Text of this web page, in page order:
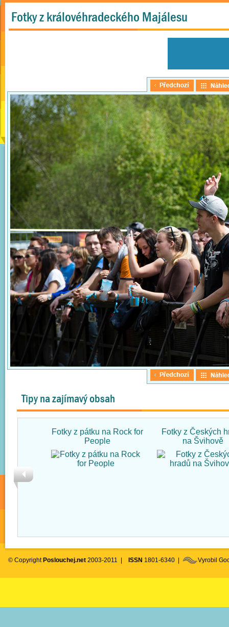
Fotky z královéhradeckého Majálesu
Tipy na zajímavý obsah
Fotky z pátku na Rock for
People
Fotky z Českých
na Švihově
© Copyright Poslouchej.net 2003-2011 | ISSN 1801-6340 | Vyrobil